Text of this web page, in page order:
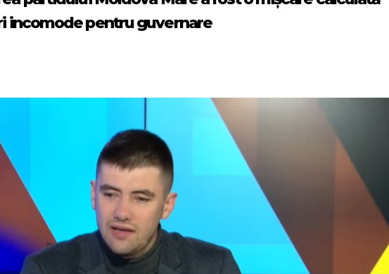
incomode pentru guvernare